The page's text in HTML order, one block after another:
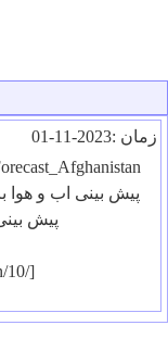
زمان :2023-11-01
10/]